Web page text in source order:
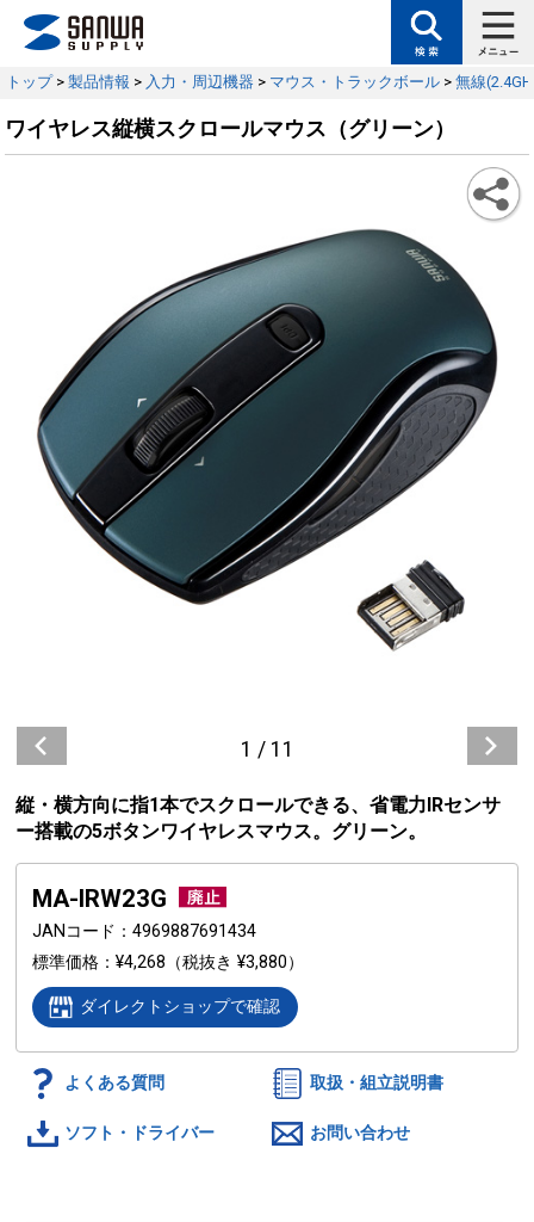
トップ> 製品情報 > 入力・周辺機器 > マウス・トラックボール > 無線
ワイヤレス縦横スクロールマウス（グリーン）
1 / 11
縦・横方向に指1本でスクロールできる、省電力IRセンサ
ー搭載の5ボタンワイヤレスマウス。グリーン。
MA-IRW23G
JANコード
4969887691434
標準価格
¥4,268 （税抜き ¥3,880）
ダイレクトショップで確認
よくある質問 取扱・組立説明書
ソフト・ドライバー お問い合わせ